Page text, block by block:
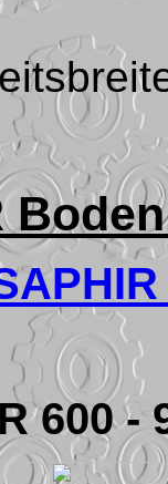
600 -